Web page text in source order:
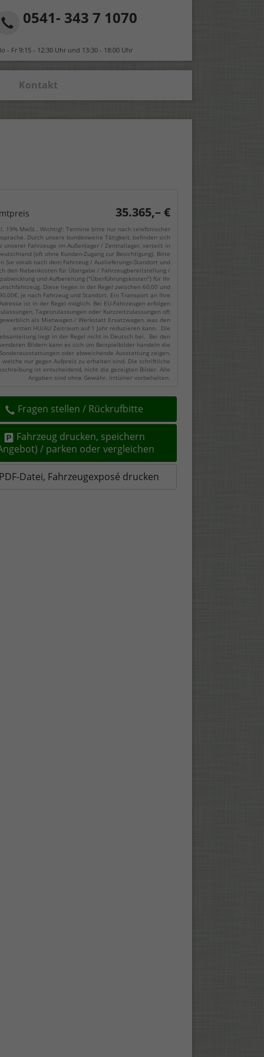
0541- 343 7 1070
- Fr 9:15 - 12:30 Uhr und 13:30 - 18:00 Uhr
Kontakt
35.365,– €
19% MwSt.. Wichtig!: Termine bitte nur nach telefonischer
Durch unsere bundesweite Tätigkeit, befinden sich
unserer Fahrzeuge im Außenlager / Zentrallager, verteilt in
(oft ohne Kunden-Zugang zur Besichtigung). Bitte
Sie vorab nach dem Fahrzeug / Auslieferungs-Standort und
den Nebenkosten für Übergabe / Fahrzeugbereitstellung /
und Aufbereitung ("Überführungskosten") für Ihr
Diese liegen in der Regel zwischen 60,00 und
je nach Fahrzeug und Standort. Ein Transport an Ihre
Adresse ist in der Regel möglich. Bei EU-Fahrzeugen erfolgen
Tageszulassungen oder Kurzzeitzulassungen oft
als Mietwagen / Werkstatt Ersatzwagen, was den
ersten HU/AU Zeitraum auf 1 Jahr reduzieren kann. Die
liegt in der Regel nicht in Deutsch bei. Bei den
Bildern kann es sich um Beispielbilder handeln die
Sonderausstattungen oder abweichende Ausstattung zeigen,
welche nur gegen Aufpreis zu erhalten sind. Die schriftliche
ist entscheidend, nicht die gezeigten Bilder. Alle
Angaben sind ohne Gewähr. Irrtümer vorbehalten.
Fragen stellen / Rückrufbitte
Fahrzeug drucken, speichern
(Angebot) / parken oder vergleichen
Datei, Fahrzeugexposé drucken